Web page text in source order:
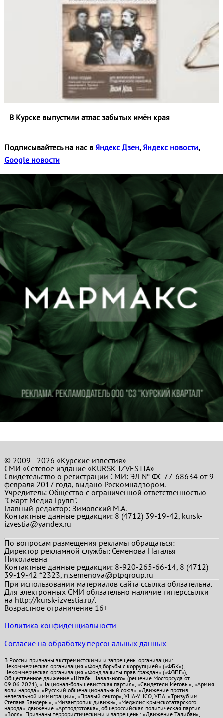
В Курске выпустили атлас забытых имён края
Подписывайтесь на нас в Яндекс Дзен, Яндекс новости,
Google новости
© 2009 - 2026 «Курские известия»
СМИ «Сетевое издание «KURSK-IZVESTIA»
Свидетельство о регистрации СМИ: ЭЛ № ФС 77-68634 от 9
февраля 2017 года, выдано Роскомнадзором.
Учредитель: Общество с ограниченной ответственностью
"Смарт Медиа Групп".
Главный редактор:Зимовский М.А.
Контактные данные редакции: 8 (4712) 39-19-42, kursk-
izvestia@yandex.ru
По вопросам размещения рекламы обращаться:
Директор рекламной службы: Семенова Наталья
Николаевна
Контактные данные редакции: 8-920-265-66-14, 8 (4712)
39-19-42 *2323, n.semenova@ptpgroup.ru
При использовании материалов сайта ссылка обязательна.
Для электронных СМИ обязательно наличие гиперссылки
на http://kursk-izvestia.ru/.
Возрастное ограничение 16+
Политика конфиденциальности
Согласие на обработку персональных данных
В России признаны экстремистскими и запрещены организации:
Некоммерческая организация «Фонд борьбы с коррупцией» («ФБК»),
Некоммерческая организация «Фонд защиты прав граждан» («ФЗПГ»),
Общественное движение «Штабы Навального» (решение Мосгорсуда от
09.06.2021), «Национал-большевистская партия», «Свидетели Иеговы», «Армия
воли народа», «Русский общенациональный союз», «Движение против
нелегальной иммиграции», «Правый сектор», УНА-УНСО, УПА, «Тризуб им.
Степана Бандеры», «Мизантропик дивижн», «Меджлис крымскотатарского
народа», движение «Артподготовка», общероссийская политическая партия
«Воля». Признаны террористическими и запрещены: «Движение Талибан»,